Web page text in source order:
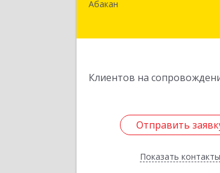
Абакан
Клиентов на
Отправить
Показать контакты
Отправить
Назад